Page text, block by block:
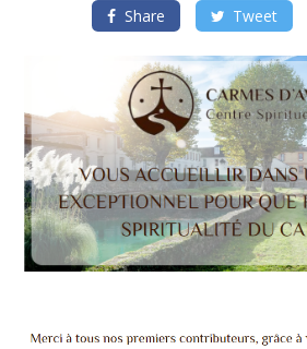
Share Tweet